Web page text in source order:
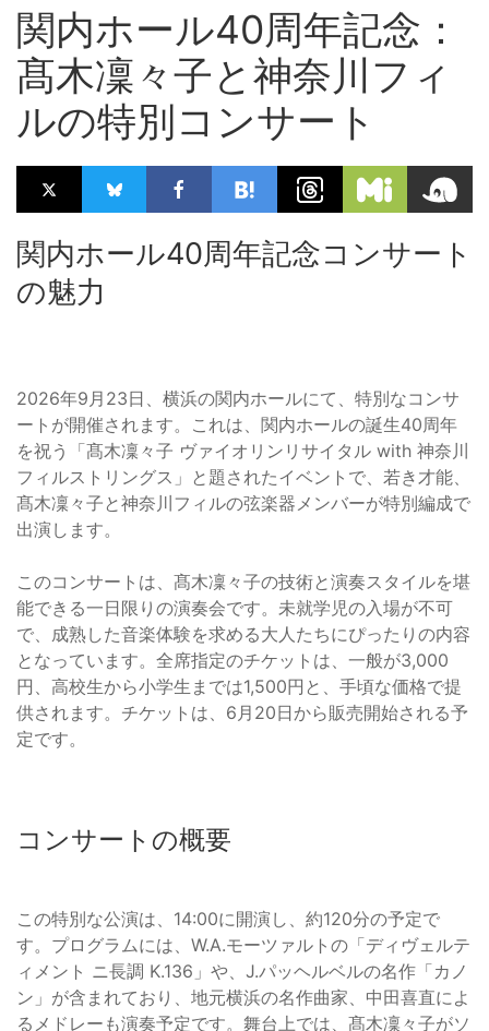
関内ホール40周年記念：
髙木凜々子と神奈川フィ
ルの特別コンサート
関内ホール40周年記念コンサート
の魅力
2026年9月23日、横浜の関内ホールにて、特別なコンサ
ートが開催されます。これは、関内ホールの誕生40周年
を祝う「髙木凜々子 ヴァイオリンリサイタル with 神奈川
フィルストリングス」と題されたイベントで、若き才能、
髙木凜々子と神奈川フィルの弦楽器メンバーが特別編成で
出演します。
このコンサートは、髙木凜々子の技術と演奏スタイルを堪
能できる一日限りの演奏会です。未就学児の入場が不可
で、成熟した音楽体験を求める大人たちにぴったりの内容
となっています。全席指定のチケットは、一般が3,000
円、高校生から小学生までは1,500円と、手頃な価格で提
供されます。チケットは、6月20日から販売開始される予
定です。
コンサートの概要
この特別な公演は、14:00に開演し、約120分の予定で
す。プログラムには、W.A.モーツァルトの「ディヴェルテ
ィメント ニ長調 K.136」や、J.パッヘルベルの名作「カノ
ン」が含まれており、地元横浜の名作曲家、中田喜直によ
るメドレーも演奏予定です。舞台上では、髙木凜々子がソ